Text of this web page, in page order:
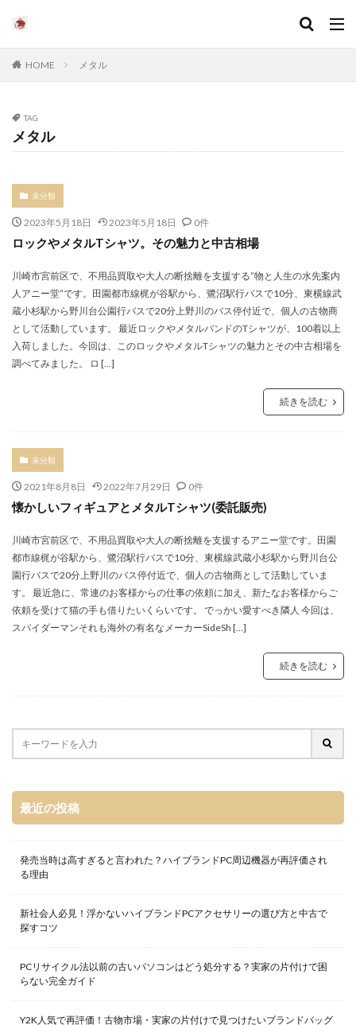
HOME メタル
TAG
メタル
未分類
2023年5月18日 2023年5月18日 0件
ロックやメタルTシャツ。その魅力と中古相場
川崎市宮前区で、不用品買取や大人の断捨離を支援する”物と人生の水先案内
人アニー堂”です。田園都市線梶が谷駅から、鷺沼駅行バスで10分、東横線武
蔵小杉駅から野川台公園行バスで20分上野川のバス停付近で、個人の古物商
として活動しています。 最近ロックやメタルバンドのTシャツが、100着以上
入荷しました。今回は、このロックやメタルTシャツの魅力とその中古相場を
調べてみました。 ロ […]
続きを読む
未分類
2021年8月8日 2022年7月29日 0件
懐かしいフィギュアとメタルTシャツ(委託販売)
川崎市宮前区で、不用品買取や大人の断捨離を支援するアニー堂です。田園
都市線梶が谷駅から、鷺沼駅行バスで10分、東横線武蔵小杉駅から野川台公
園行バスで20分上野川のバス停付近で、個人の古物商として活動していま
す。 最近急に、常連のお客様からの仕事の依頼に加え、新たなお客様からご
依頼を受けて猫の手も借りたいくらいです。 でっかい愛すべき隣人 今回は、
スパイダーマンそれも海外の有名なメーカーSideSh […]
続きを読む
最近の投稿
発売当時は高すぎると言われた？ハイブランドPC周辺機器が再評価され
る理由
新社会人必見！浮かないハイブランドPCアクセサリーの選び方と中古で
探すコツ
PCリサイクル法以前の古いパソコンはどう処分する？実家の片付けで困
らない完全ガイド
Y2K人気で再評価！古物市場・実家の片付けで見つけたいブランドバッグ